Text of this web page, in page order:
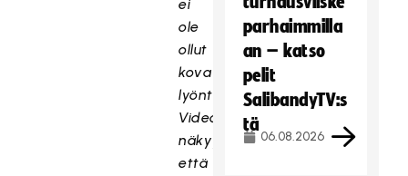
ei
ole
ollut
kova
lyönti.
Videotallenteelta
näkyy,
että
parhaimmilla
an – katso
pelit
SalibandyTV:s
tä
06.08.2026